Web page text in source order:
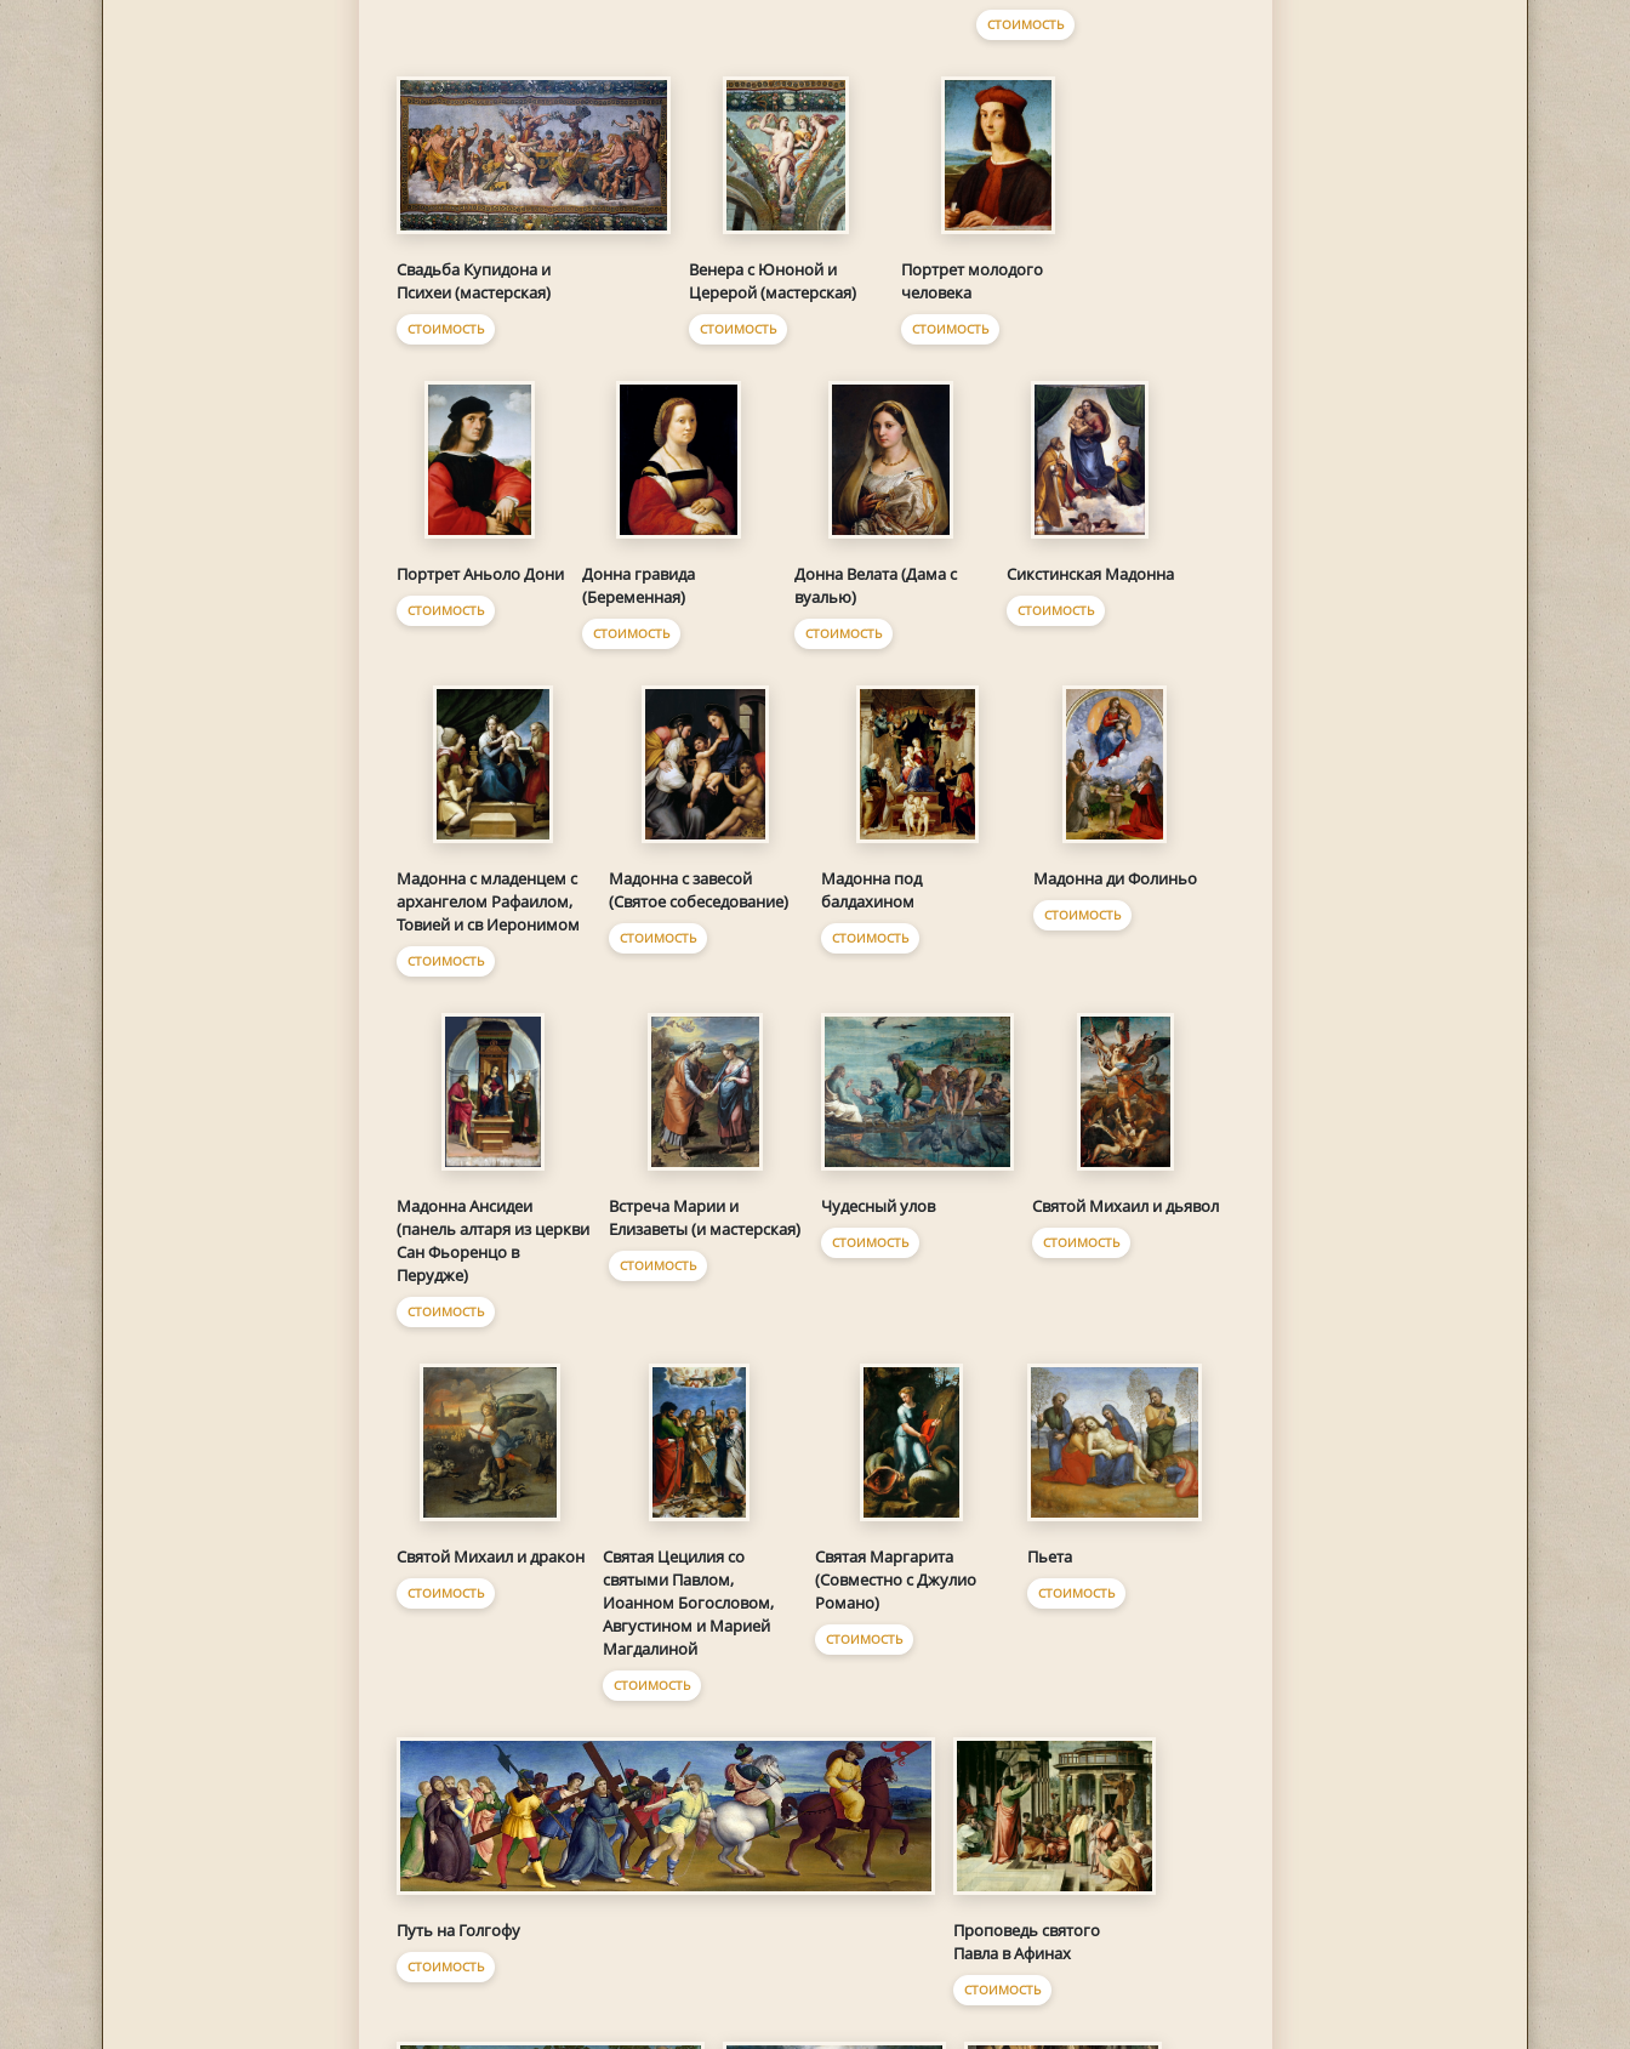
СТОИМОСТЬ
Свадьба Купидона и
Психеи (мастерская)
СТОИМОСТЬ
Венера с Юноной и
Церерой (мастерская)
СТОИМОСТЬ
Портрет молодого
человека
СТОИМОСТЬ
Портрет Аньоло Дони
СТОИМОСТЬ
Донна гравида
(Беременная)
СТОИМОСТЬ
Донна Велата (Дама с
вуалью)
СТОИМОСТЬ
Сикстинская Мадонна
СТОИМОСТЬ
Мадонна с младенцем с
архангелом Рафаилом,
Товией и св Иеронимом
СТОИМОСТЬ
Мадонна с завесой
(Святое собеседование)
СТОИМОСТЬ
Мадонна под
балдахином
СТОИМОСТЬ
Мадонна ди Фолиньо
СТОИМОСТЬ
Мадонна Ансидеи
(панель алтаря из церкви
Сан Фьоренцо в
Перудже)
СТОИМОСТЬ
Встреча Марии и
Елизаветы (и мастерская)
СТОИМОСТЬ
Чудесный улов
СТОИМОСТЬ
Святой Михаил и дьявол
СТОИМОСТЬ
Святой Михаил и дракон
СТОИМОСТЬ
Святая Цецилия со
святыми Павлом,
Иоанном Богословом,
Августином и Марией
Магдалиной
СТОИМОСТЬ
Святая Маргарита
(Совместно с Джулио
Романо)
СТОИМОСТЬ
Пьета
СТОИМОСТЬ
Путь на Голгофу
СТОИМОСТЬ
Проповедь святого
Павла в Афинах
СТОИМОСТЬ